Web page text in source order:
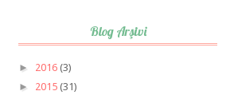
Blog Arşivi
► 2016 (3)
► 2015 (31)